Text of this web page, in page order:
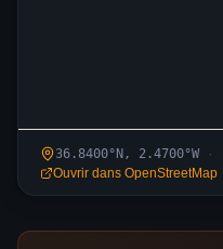
36.8400°N, 2.4700°W ·
Ouvrir dans OpenStreetMap